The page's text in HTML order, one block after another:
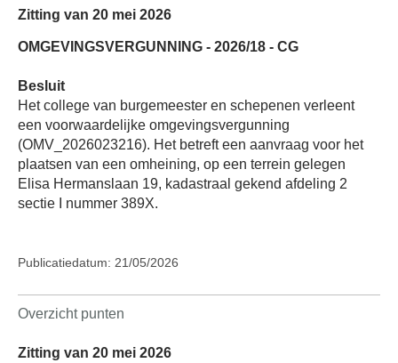
Zitting van 20 mei 2026
OMGEVINGSVERGUNNING - 2026/18 - CG
Besluit
Het college van burgemeester en schepenen verleent
een voorwaardelijke omgevingsvergunning
(OMV_2026023216). Het betreft een aanvraag voor het
plaatsen van een omheining, op een terrein gelegen
Elisa Hermanslaan 19, kadastraal gekend afdeling 2
sectie I nummer 389X.
Publicatiedatum: 21/05/2026
Overzicht punten
Zitting van 20 mei 2026